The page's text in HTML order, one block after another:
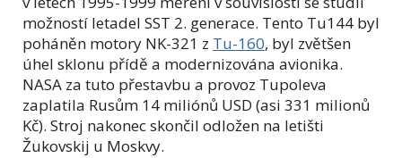
možností letadel SST 2. generace. Tento Tu144 byl
poháněn motory NK-321 z Tu-160, byl zvětšen
úhel sklonu přídě a modernizována avionika.
NASA za tuto přestavbu a provoz Tupoleva
zaplatila Rusům 14 miliónů USD (asi 331 milionů
Kč). Stroj nakonec skončil odložen na letišti
Žukovskij u Moskvy.